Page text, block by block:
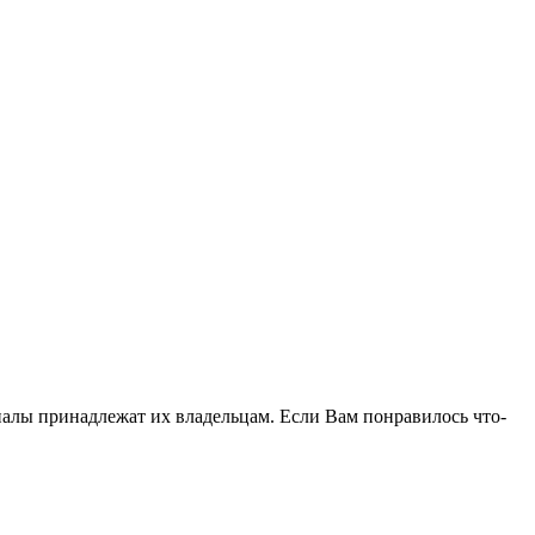
принадлежат их владельцам. Если Вам понравилось что-